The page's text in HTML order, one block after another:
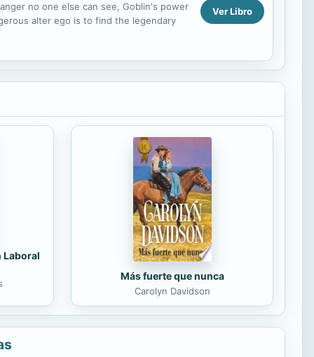
no one else can see, Goblin's power
alter ego is to find the legendary
Ver Libro
Laboral
Más fuerte que nunca
Carolyn Davidson